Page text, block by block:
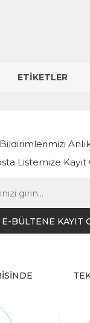
ETİKETLER
Listemize Kayıt